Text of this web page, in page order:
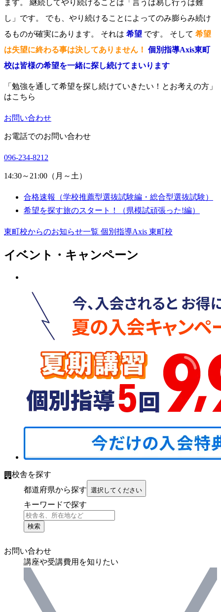
ます。 継続してやり続けることは「言うは易し行うは難
し」です。 でも、やり続けることによってのみ膨らみ続け
るものが確実にあります。 それは 希望 です。 そして 希望
は失望に終わる事は決してありません！ 個別指導Axis東町
校は皆様の希望を一緒に探し続けてまいります
「勉強を通して希望を探し続けていきたい！とお考えの方」
はこちら
お問い合わせ
お電話でのお問い合わせ
096-234-8212
14:30～21:00（月～土）
合格速報（学校推薦型選抜試験編・総合型選抜試験）
希望を探す旅のスタート！（県模試頑張った!編）
東町校からのお知らせ一覧 個別指導Axis 東町校
イベント・キャンペーン
校舎を探す
都道府県から探す 選択してください
キーワードで探す
検索
お問い合わせ
講座や受講費用を知りたい